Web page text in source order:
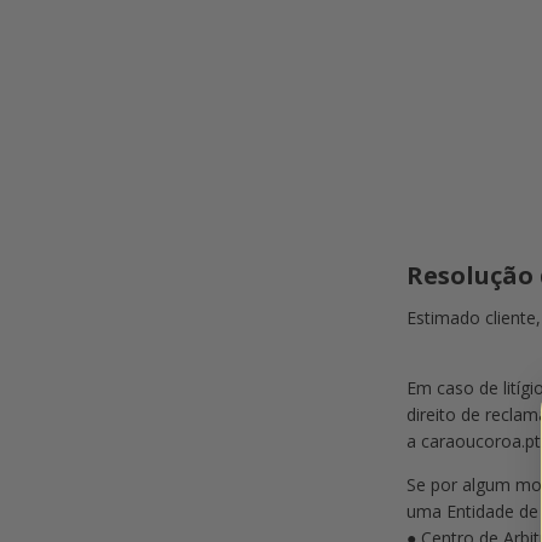
Estimado cliente,
Em caso de
direito de
a
Se por algum
uma Entidade